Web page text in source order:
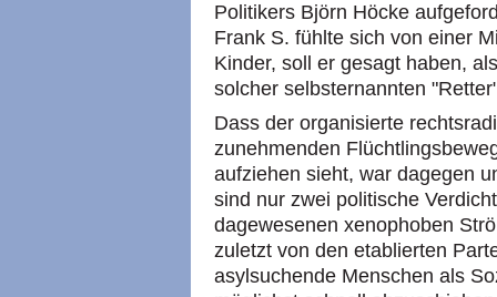
Politikers Björn Höcke
Frank S. fühlte sich von einer
Kinder, soll er gesagt haben,
solcher selbsternannten
Dass der organisierte
zunehmenden
aufziehen sieht, war dagegen
sind nur zwei politische
dagewesenen xenophoben
zuletzt von den etablierten
asylsuchende Menschen als